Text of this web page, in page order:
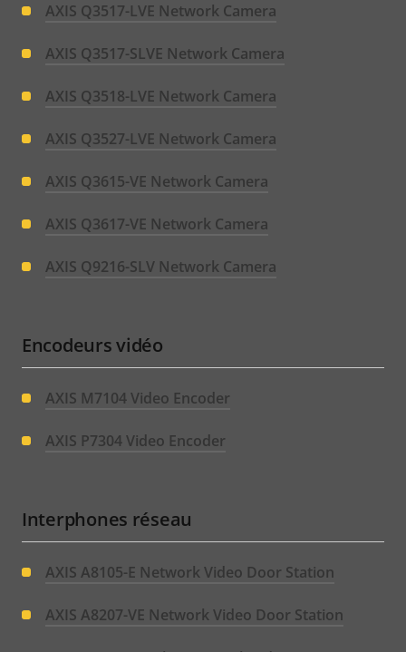
AXIS Q3517-LVE Network Camera
AXIS Q3517-SLVE Network Camera
AXIS Q3518-LVE Network Camera
AXIS Q3527-LVE Network Camera
AXIS Q3615-VE Network Camera
AXIS Q3617-VE Network Camera
AXIS Q9216-SLV Network Camera
Encodeurs vidéo
AXIS M7104 Video Encoder
AXIS P7304 Video Encoder
Interphones réseau
AXIS A8105-E Network Video Door Station
AXIS A8207-VE Network Video Door Station